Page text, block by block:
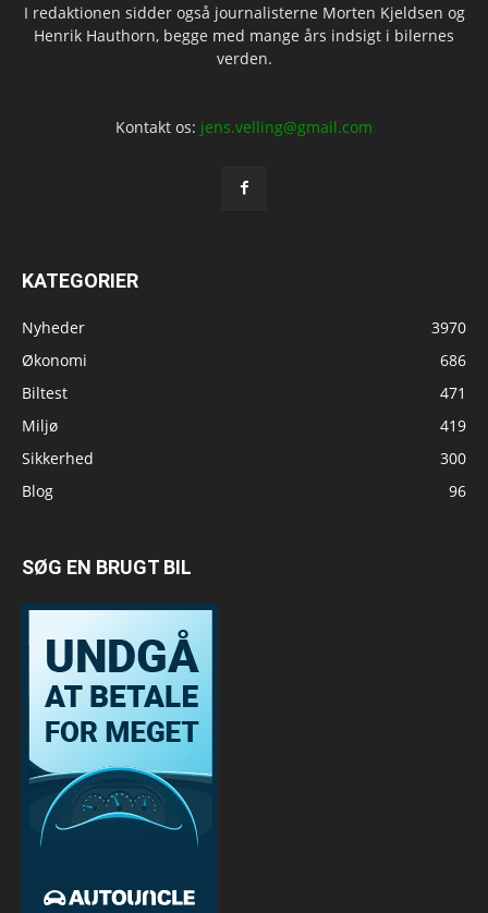
I redaktionen sidder også journalisterne Morten Kjeldsen og
Henrik Hauthorn, begge med mange års indsigt i bilernes
verden.
Kontakt os: jens.velling@gmail.com
KATEGORIER
Nyheder
3970
Økonomi
686
Biltest
471
Miljø
419
Sikkerhed
300
Blog
96
SØG EN BRUGT BIL